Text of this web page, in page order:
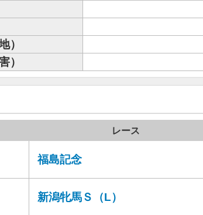
）
）
レース
福島記念
新潟牝馬Ｓ（L）